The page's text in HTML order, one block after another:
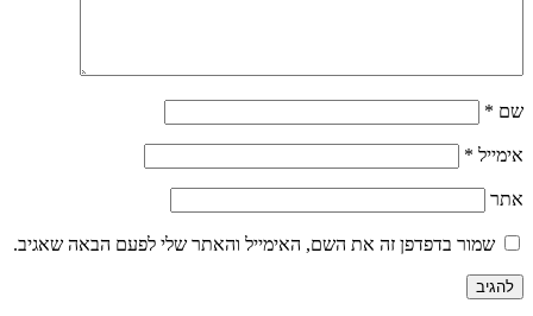
שם *
אימייל *
אתר
שמור בדפדפן זה את השם, האימייל והאתר שלי לפעם הבאה שאגיב.